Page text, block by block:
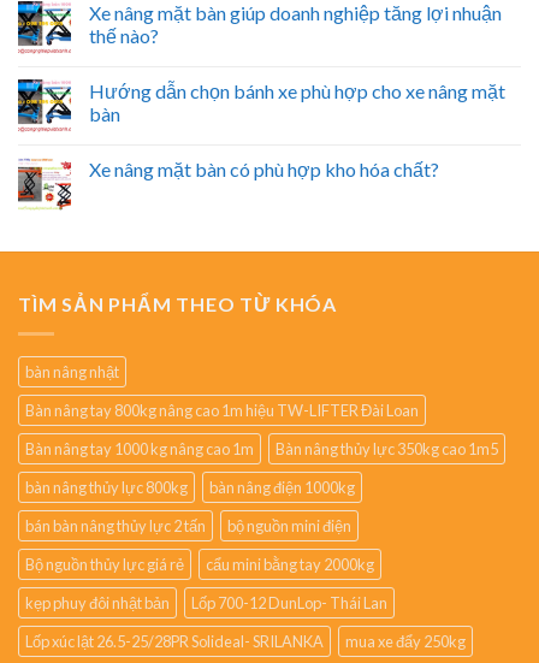
Xe nâng mặt bàn giúp doanh nghiệp tăng lợi nhuận
thế nào?
Hướng dẫn chọn bánh xe phù hợp cho xe nâng mặt
bàn
Xe nâng mặt bàn có phù hợp kho hóa chất?
TÌM SẢN PHẨM THEO TỪ KHÓA
bàn nâng nhật
Bàn nâng tay 800kg nâng cao 1m hiệu TW-LIFTER Đài Loan
Bàn nâng tay 1000 kg nâng cao 1m
Bàn nâng thủy lực 350kg cao 1m5
bàn nâng thủy lực 800kg
bàn nâng điện 1000kg
bán bàn nâng thủy lực 2 tấn
bộ nguồn mini điện
Bộ nguồn thủy lực giá rẻ
cẩu mini bằng tay 2000kg
kẹp phuy đôi nhật bản
Lốp 700-12 DunLop- Thái Lan
Lốp xúc lật 26.5-25/28PR Solideal- SRILANKA
mua xe đẩy 250kg